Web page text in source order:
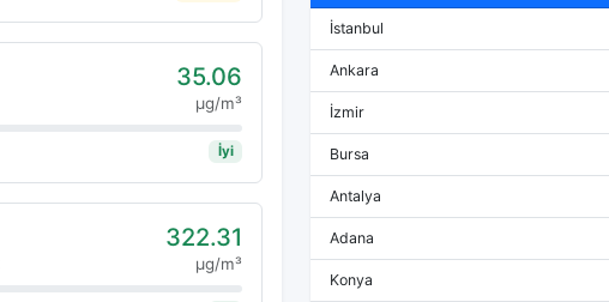
35.06
μg/m³
İyi
322.31
μg/m³
İstanbul
Ankara
İzmir
Bursa
Antalya
Adana
Konya